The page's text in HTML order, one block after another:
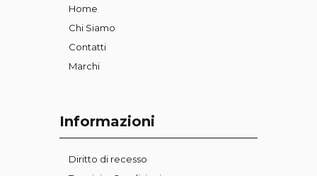
Home
Chi Siamo
Contatti
Marchi
Informazioni
Diritto di recesso